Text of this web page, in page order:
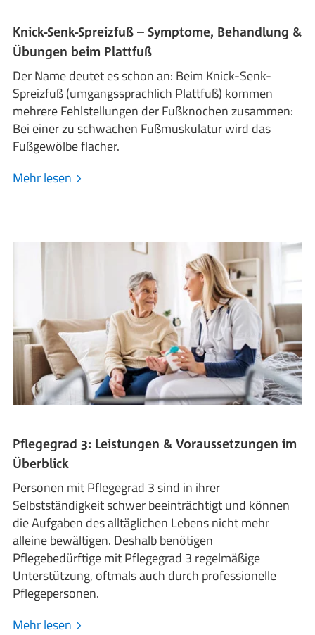
Knick-Senk-Spreizfuß – Symptome, Behandlung &
Übungen beim Plattfuß
Der Name deutet es schon an: Beim Knick-Senk-
Spreizfuß (umgangssprachlich Plattfuß) kommen
mehrere Fehlstellungen der Fußknochen zusammen:
Bei einer zu schwachen Fußmuskulatur wird das
Fußgewölbe flacher.
Mehr lesen
Pflegegrad 3: Leistungen & Voraussetzungen im
Überblick
Personen mit Pflegegrad 3 sind in ihrer
Selbstständigkeit schwer beeinträchtigt und können
die Aufgaben des alltäglichen Lebens nicht mehr
alleine bewältigen. Deshalb benötigen
Pflegebedürftige mit Pflegegrad 3 regelmäßige
Unterstützung, oftmals auch durch professionelle
Pflegepersonen.
Mehr lesen